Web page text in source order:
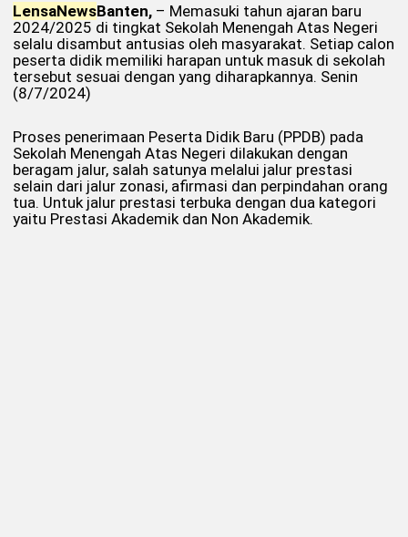
LensaNewsBanten, – Memasuki tahun ajaran baru
2024/2025 di tingkat Sekolah Menengah Atas Negeri
selalu disambut antusias oleh masyarakat. Setiap calon
peserta didik memiliki harapan untuk masuk di sekolah
tersebut sesuai dengan yang diharapkannya. Senin
(8/7/2024)
Proses penerimaan Peserta Didik Baru (PPDB) pada
Sekolah Menengah Atas Negeri dilakukan dengan
beragam jalur, salah satunya melalui jalur prestasi
selain dari jalur zonasi, afirmasi dan perpindahan orang
tua. Untuk jalur prestasi terbuka dengan dua kategori
yaitu Prestasi Akademik dan Non Akademik.